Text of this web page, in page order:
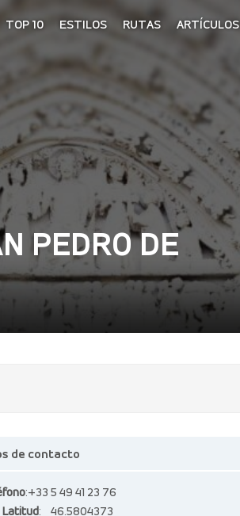
TOP 10 ESTILOS RUTAS ARTÍCULOS
PEDRO DE
de contacto
:+33 5 49 41 23 76
Latitud: 46.5804373